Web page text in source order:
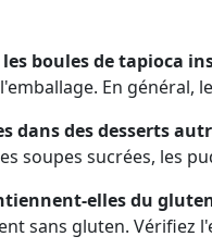
boules de tapioca
En général,
dans des desserts
soupes sucrées, les
elles du
sans gluten. Vérifiez